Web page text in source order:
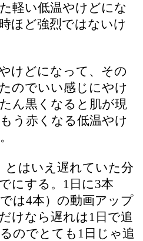
軽い低温やけどにな
ほど強烈ではないけ
けどになって、その
のでいい感じにやけ
ん黒くなると肌が現
う赤くなる低温やけ
とはいえ遅れていた分
にする。1日に3本
は4本）の動画アップ
けなら遅れは1日で追
のでとても1日じゃ追